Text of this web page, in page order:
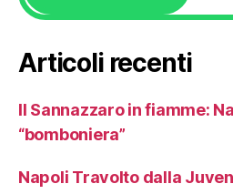
Articoli recenti
Il Sannazzaro in fiamme:
“bomboniera”
Napoli Travolto dalla